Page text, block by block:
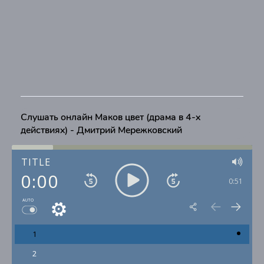
Слушать онлайн Маков цвет (драма в 4-х
действиях) - Дмитрий Мережковский
TITLE
0:00 0:51
AUTO
1
2